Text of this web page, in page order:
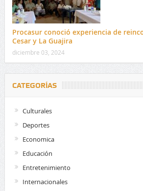
Procasur conoció experiencia de
Cesar y La Guajira
diciembre 03, 2024
CATEGORÍAS
Culturales
Deportes
Economica
Educación
Entretenimiento
Internacionales